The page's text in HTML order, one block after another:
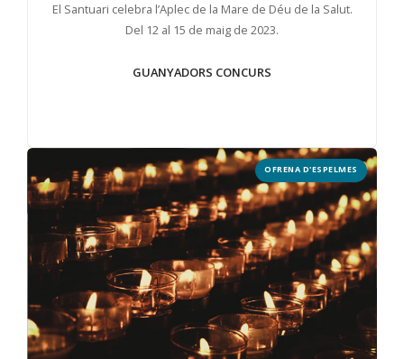
El Santuari celebra l’Aplec de la Mare de Déu de la Salut.
Del 12 al 15 de maig de 2023.
GUANYADORS CONCURS
OFRENA D'ESPELMES